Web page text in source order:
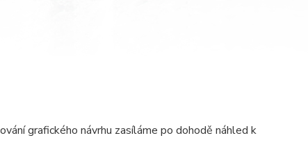
grafického návrhu zasíláme po dohodě náhled k